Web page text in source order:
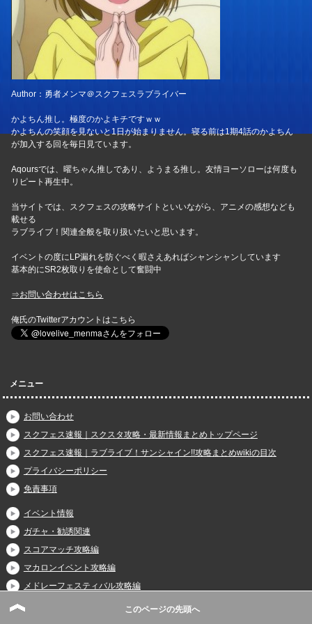
Author：勇者メンマ＠スクフェスラブライバー
かよちん推し。極度のかよキチですｗｗ
かよちんの笑顔を見ないと1日が始まりません。寝る前は1期4話のかよちん
が加入する回を毎日見ています。
Aqoursでは、曜ちゃん推しであり、ようまる推し。友情ヨーソローは何度も
リピート再生中。
当サイトでは、スクフェスの攻略サイトといいながら、アニメの感想なども
載せる
ラブライブ！関連全般を取り扱いたいと思います。
イベントの度にLP漏れを防ぐべく暇さえあればシャンシャンしています
基本的にSR2枚取りを使命として奮闘中
⇒お問い合わせはこちら
俺氏のTwitterアカウントはこちら
メニュー
お問い合わせ
スクフェス速報｜スクスタ攻略・最新情報まとめトップページ
スクフェス速報｜ラブライブ！サンシャイン!!攻略まとめwikiの目次
プライバシーポリシー
免責事項
イベント情報
ガチャ・勧誘関連
スコアマッチ攻略編
マカロンイベント攻略編
メドレーフェスティバル攻略編
このページの先頭へ